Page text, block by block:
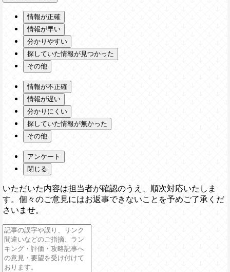
情報が正確
情報が早い
分かりやすい
探していた情報が見つかった
その他
情報が不正確
情報が遅い
分かりにくい
探していた情報が無かった
その他
アンケート
閉じる
いただいた内容は担当者が確認のうえ、順次対応いたしま
す。個々のご意見にはお返事できないことを予めご了承くだ
さいませ。